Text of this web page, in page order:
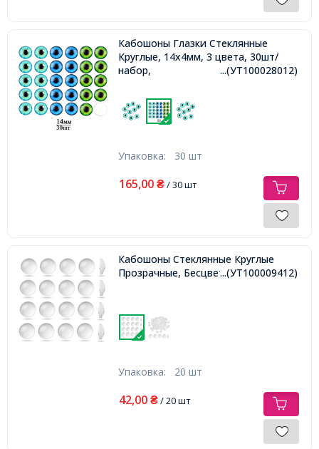
Кабошоны Глазки Стеклянные
Круглые, 14х4мм, 3 цвета, 30шт/
набор,
...(УТ100028012)
Упаковка: 30 шт
165,00 ₴/ 30 шт
Кабошоны Стеклянные Круглые
Прозрачные, Бесцветные, 14х4мм,
...(УТ100009412)
Упаковка: 20 шт
42,00 ₴/ 20 шт